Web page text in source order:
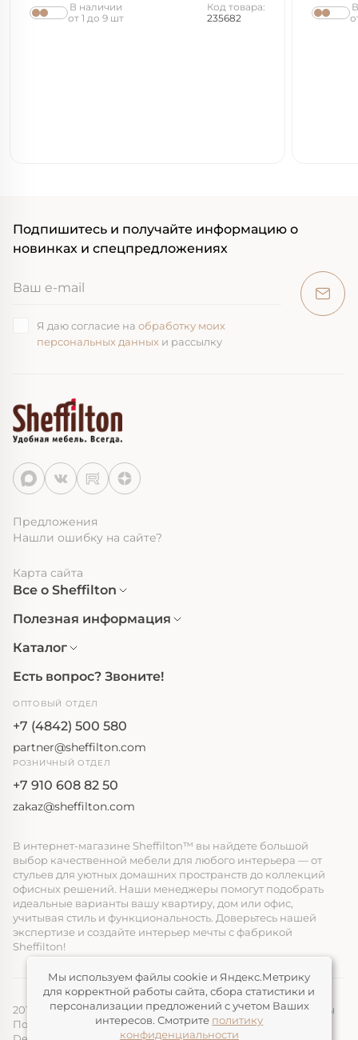
В наличии
от 1 до 9 шт
Код товара:
235682
Подпишитесь и получайте информацию о
новинках и спецпредложениях
Я даю согласие на обработку моих
персональных данных и рассылку
Предложения
Нашли ошибку на сайте?
Карта сайта
Все о Sheffilton
Полезная информация
Каталог
Есть вопрос? Звоните!
ОПТОВЫЙ ОТДЕЛ
+7 (4842) 500 580
partner@sheffilton.com
РОЗНИЧНЫЙ ОТДЕЛ
+7 910 608 82 50
zakaz@sheffilton.com
В интернет-магазине Sheffilton™ вы найдете большой
выбор качественной мебели для любого интерьера — от
стульев для уютных домашних пространств до коллекций
офисных решений. Наши менеджеры помогут подобрать
идеальные варианты вашу квартиру, дом или офис,
учитывая стиль и функциональность. Доверьтесь нашей
экспертизе и создайте интерьер мечты с фабрикой
Sheffilton!
2014-2026, ООО «ЭЛМАТ», Sheffilton™ Все права защищены
Политика конфиденциальности
Мы используем файлы cookie и Яндекс.Метрику
для корректной работы сайта, сбора статистики и
персонализации предложений с учетом Ваших
интересов. Смотрите политику
конфиденциальности